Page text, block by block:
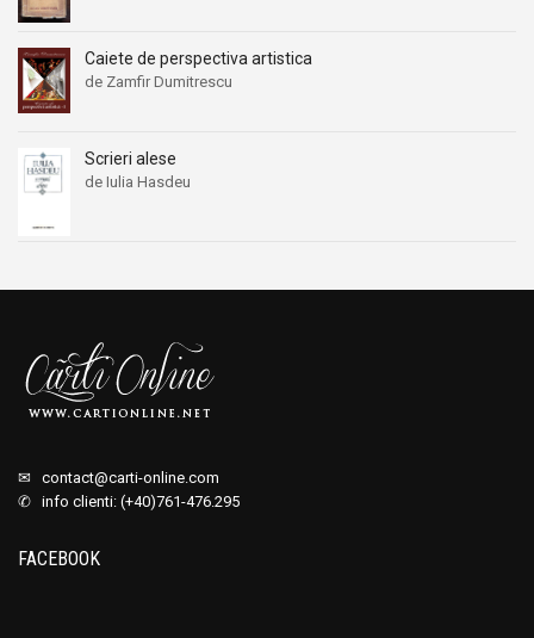
Caiete de perspectiva artistica
de Zamfir Dumitrescu
Scrieri alese
de Iulia Hasdeu
✉ contact@carti-online.com
✆ info clienti: (+40)761-476.295
FACEBOOK